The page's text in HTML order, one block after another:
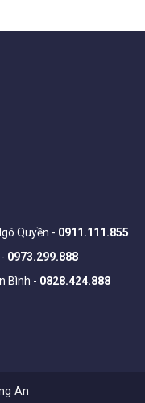
Quyền - 0911.111.855
0973.299.888
Bình - 0828.424.888
An